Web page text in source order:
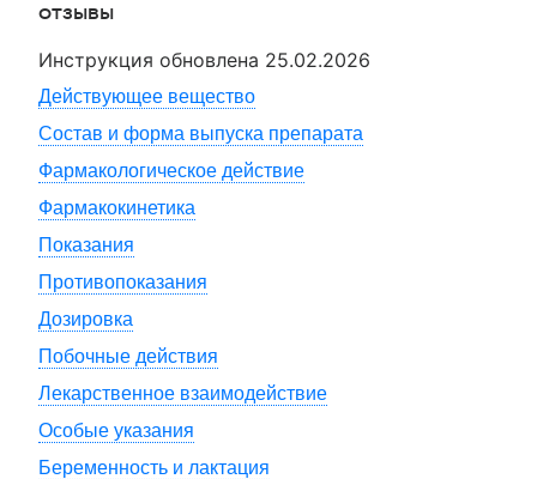
отзывы
Инструкция обновлена 25.02.2026
Действующее вещество
Состав и форма выпуска препарата
Фармакологическое действие
Фармакокинетика
Показания
Противопоказания
Дозировка
Побочные действия
Лекарственное взаимодействие
Особые указания
Беременность и лактация